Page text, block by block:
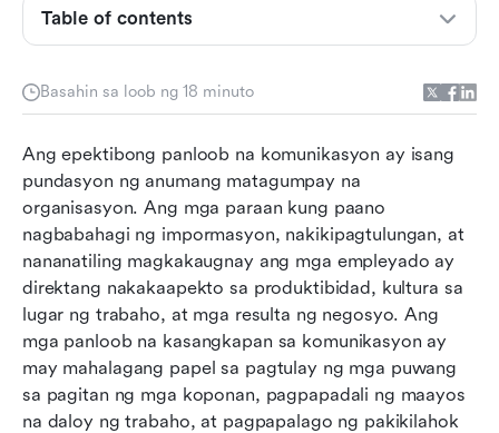
Basahin sa loob ng 18 minuto
Ang epektibong panloob na komunikasyon ay isang
pundasyon ng anumang matagumpay na
organisasyon. Ang mga paraan kung paano
nagbabahagi ng impormasyon, nakikipagtulungan, at
nananatiling magkakaugnay ang mga empleyado ay
direktang nakakaapekto sa produktibidad, kultura sa
lugar ng trabaho, at mga resulta ng negosyo. Ang
mga panloob na kasangkapan sa komunikasyon ay
may mahalagang papel sa pagtulay ng mga puwang
sa pagitan ng mga koponan, pagpapadali ng maayos
na daloy ng trabaho, at pagpapalago ng pakikilahok
Table of contents
Ano ang internal communications?
channel ng komunikasyon para sa mga
kumpanya
Pinakamahusay na 13 panloob na mga
kasangkapan sa komunikasyon para sa iyong
kumpanya
Ang kahalagahan ng panloob na komunikasyon
sa isang organisasyon
Paano pumili ng pinakamahusay na mga
kasangkapan sa panloob na komunikasyon?